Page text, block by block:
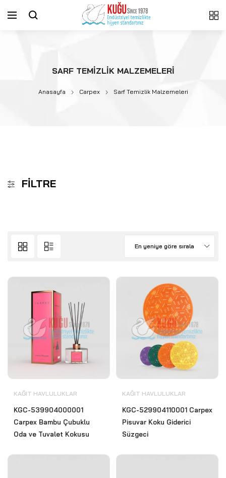
SARF TEMIZLIK MALZEMELERI
Anasayfa Carpex Sarf Temizlik Malzemeleri
FILTRE
En yeniye göre sırala
KAĞIT HAVLULUKLAR
KGC-539904000001
Carpex Bambu Çubuklu
Oda ve Tuvalet Kokusu
KAĞIT HAVLULUKLAR
KGC-529904110001 Carpex
Pisuvar Koku Giderici
Süzgeci